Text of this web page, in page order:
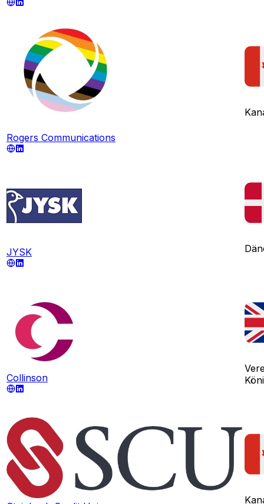
Rogers Communications
JYSK
Collinson